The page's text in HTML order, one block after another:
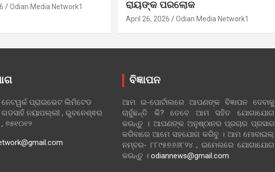
Odian Media Network1
ରାୟଙ୍କ ପରଲୋକ
April 26, 2026 Odian Media Network1
ପ୍ରାଇଭେଟ ଲିମିଟେଡ
ନୟାପଲ୍ଲୀ , ଭୁବନେଶ୍ଵର
, ୭୫୧୦୧୨
ବିଜ୍ଞାପନ
ଆମ ଇ-ପୋର୍ଟାଲରେ ଆପଣଙ୍କ ବିଜ୍ଞାପନ ଦେବାକୁ
ଚାହୁଁଛନ୍ତି କି? ତେବେ ଆମ ସହିତ ଯୋଗାଯୋଗ
କରନ୍ତୁ । ଆପଣଙ୍କ ଅନୁଷ୍ଠାନର ପ୍ରଚାର ପ୍ରସାର
କରିବାରେ ଆମେ ସହଯୋଗ କରିବୁ । ଆମ ମୋବାଇଲ୍
ନମ୍ବର- ୮୮୯୫୭୬୬୮୨୪ , ଇମେଲରେ ଯୋଗାଯୋଗ
କରନ୍ତୁ । odiannews@gmail.com